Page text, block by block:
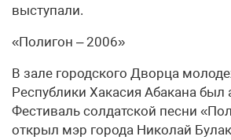
выступали.
«Полигон – 2006»
В зале городского Дворца
Республики Хакасия Абакана был
Фестиваль солдатской песни
открыл мэр города Николай